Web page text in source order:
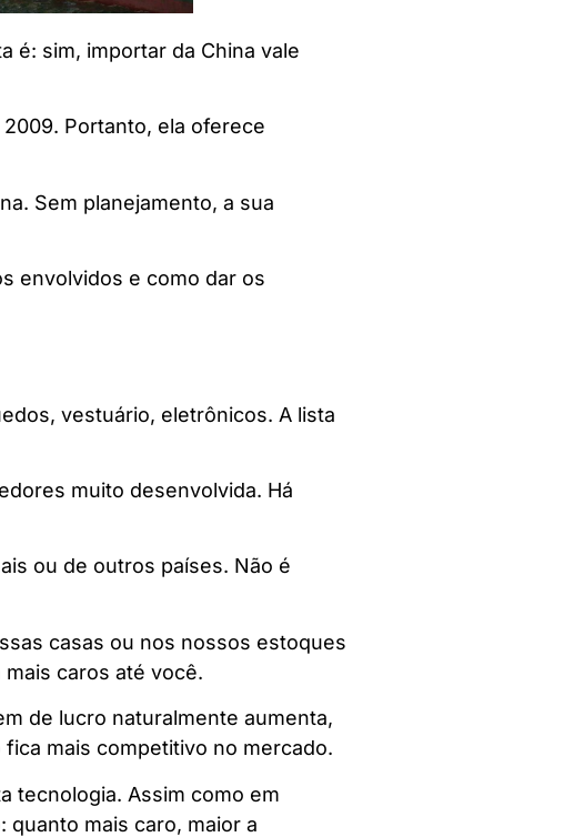
é: sim, importar da China vale
Portanto, ela oferece
Sem planejamento, a sua
envolvidos e como dar os
vestuário, eletrônicos. A lista
muito desenvolvida. Há
ou de outros países. Não é
casas ou nos nossos estoques
caros até você.
de lucro naturalmente aumenta,
mais competitivo no mercado.
tecnologia. Assim como em
mais caro, maior a